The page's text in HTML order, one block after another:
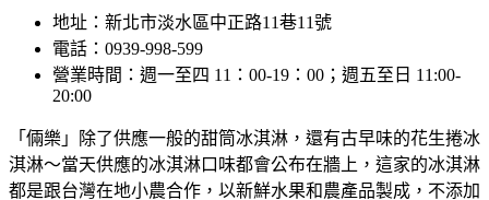
地址：新北市淡水區中正路11巷11號
電話：0939-998-599
營業時間：週一至四 11：00-19：00；週五至日 11:00-
20:00
「倆樂」除了供應一般的甜筒冰淇淋，還有古早味的花生捲冰
淇淋～當天供應的冰淇淋口味都會公布在牆上，這家的冰淇淋
都是跟台灣在地小農合作，以新鮮水果和農產品製成，不添加